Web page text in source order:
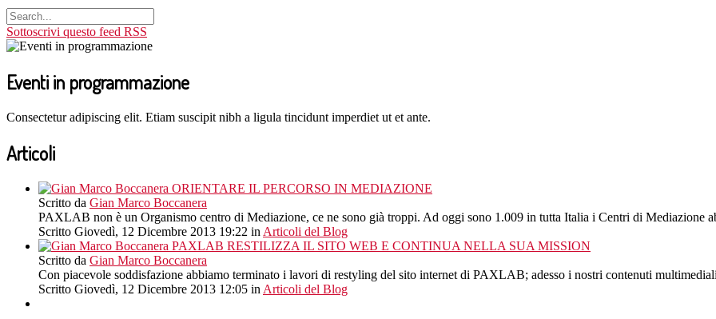
Sottoscrivi questo feed RSS
Eventi in programmazione
Consectetur adipiscing elit. Etiam suscipit nibh a ligula tincidunt imperdiet ut et ante.
Articoli
ORIENTARE IL PERCORSO IN MEDIAZIONE
Scritto da Gian Marco Boccanera
PAXLAB non è un Organismo centro di Mediazione, ce ne sono già troppi. Ad oggi sono 1.009 in tutta Italia i Centri di Mediazione
Scritto Giovedì, 12 Dicembre 2013 19:22 in Articoli del Blog
PAXLAB RESTILIZZA IL SITO WEB E CONTINUA NELLA SUA MISSION
Scritto da Gian Marco Boccanera
Con piacevole soddisfazione abbiamo terminato i lavori di restyling del sito internet di PAXLAB; adesso i nostri contenuti
Scritto Giovedì, 12 Dicembre 2013 12:05 in Articoli del Blog